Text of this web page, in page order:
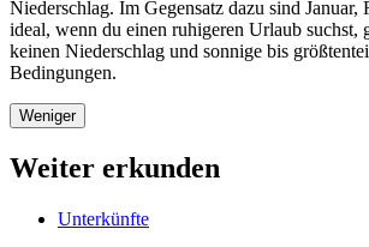
Niederschlag. Im Gegensatz dazu sind Januar,
ideal, wenn du einen ruhigeren Urlaub suchst,
keinen Niederschlag und sonnige bis
Bedingungen.
Weniger
Weiter erkunden
Unterkünfte